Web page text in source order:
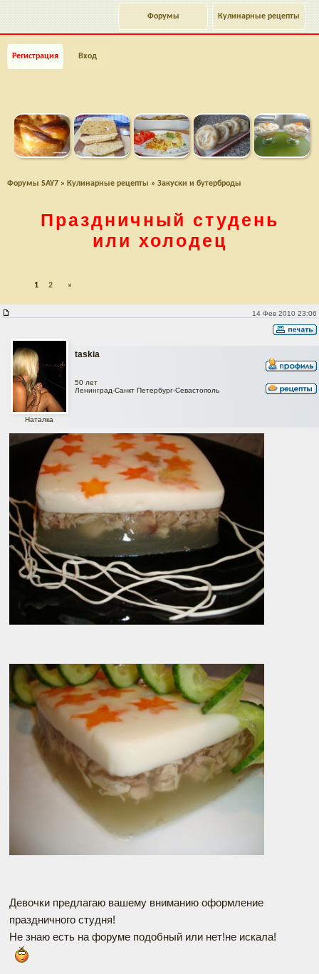
Кулинарные рецепты
Форумы
Регистрация Вход
Форумы SAY7 » Кулинарные рецепты » Закуски и бутерброды
Праздничный студень
или холодец
1 2 »
14 Фев 2010 23:06
taskia
Наталка
50 лет
Ленинград-Санкт Петербург-Севастополь
Девочки предлагаю вашему вниманию оформление
праздничного студня!
Не знаю есть на форуме подобный или нет!не искала!